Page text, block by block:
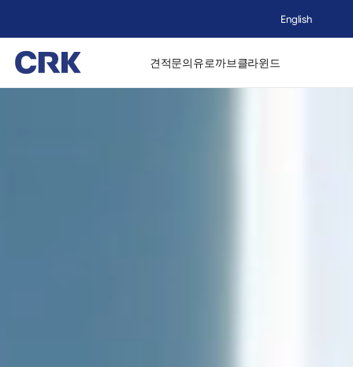
English
견적문의유로까브클라윈드